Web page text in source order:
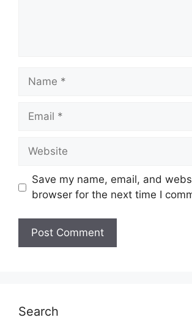
Name
Email
Website
Save my name, email, and
browser for the next time I
Search